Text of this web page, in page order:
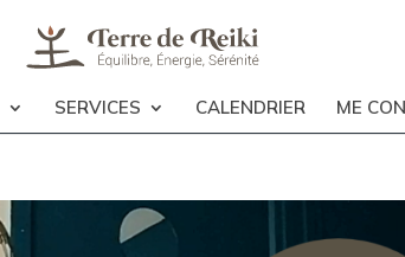
SERVICES CALENDRIER ME